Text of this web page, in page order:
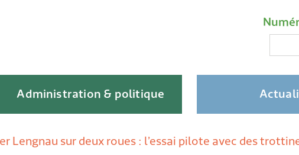
Liens
Administration & politique
Lengnau sur deux roues : l’essai pilote avec des